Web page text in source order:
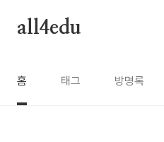
all4edu
홈 태그 방명록